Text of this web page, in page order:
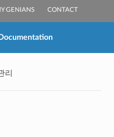
GENIANS CONTACT
리